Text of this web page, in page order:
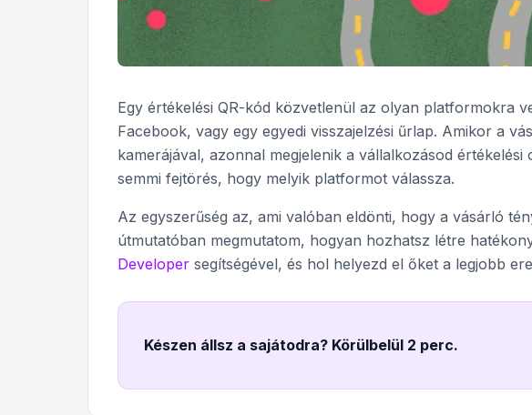
Egy értékelési QR-kód közvetlenül az olyan platformokra
Facebook, vagy egy egyedi visszajelzési űrlap. Amikor a
kamerájával, azonnal megjelenik a vállalkozásod értékelési
semmi fejtörés, hogy melyik platformot válassza.
Az egyszerűség az, ami valóban eldönti, hogy a vásárló
útmutatóban megmutatom, hogyan hozhatsz létre
Developer segítségével, és hol helyezd el őket a legjobb
Készen állsz a sajátodra? Körülbelül 2 perc.